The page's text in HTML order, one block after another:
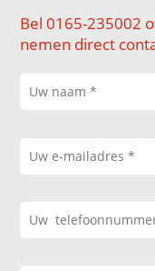
Bel 0165-235002
nemen direct